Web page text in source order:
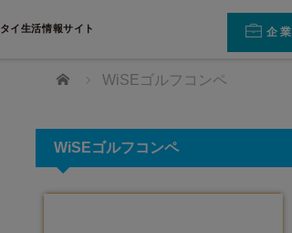
タイ生活情報サイト 企業
ホーム WiSEゴルフコンペ
WiSEゴルフコンペ